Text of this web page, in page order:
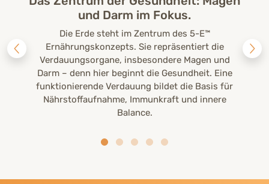
und Darm im Fokus.
Die Erde steht im Zentrum des 5-E™
Ernährungskonzepts. Sie repräsentiert die
Verdauungsorgane, insbesondere Magen und
Darm – denn hier beginnt die Gesundheit. Eine
funktionierende Verdauung bildet die Basis für
Nährstoffaufnahme, Immunkraft und innere
Balance.